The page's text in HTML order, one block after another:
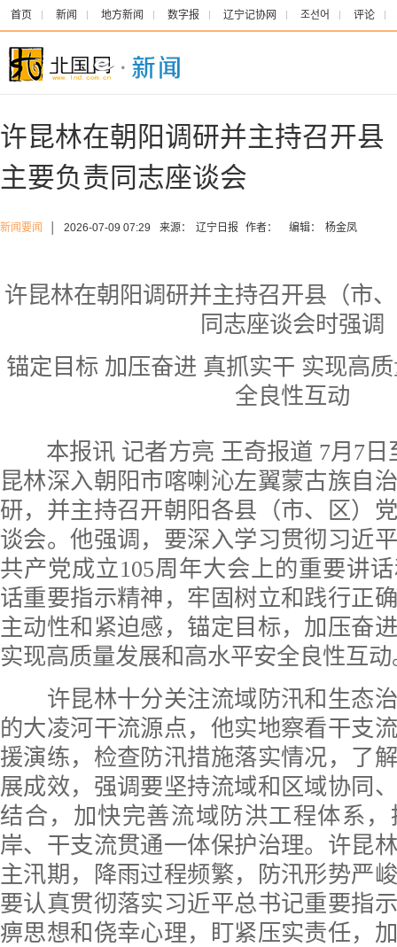
首页 新闻 地方新闻 数字报 辽宁记协网 조선어 评论
许昆林在朝阳调研并主持召开县
主要负责同志座谈会
新闻要闻 2026-07-09 07:29 来源： 辽宁日报 作者： 编辑： 杨金凤
许昆林在朝阳调研并主持召开县（市
同志座谈会时强调
锚定目标 加压奋进 真抓实干 实现高
全良性互动
本报讯 记者方亮 王奇报道 7月7日
昆林深入朝阳市喀喇沁左翼蒙古族自
研，并主持召开朝阳各县（市、区）
谈会。他强调，要深入学习贯彻习近
共产党成立105周年大会上的重要讲
话重要指示精神，牢固树立和践行正
主动性和紧迫感，锚定目标，加压奋
实现高质量发展和高水平安全良性互动
许昆林十分关注流域防汛和生态治
的大凌河干流源点，他实地察看干支
援演练，检查防汛措施落实情况，了
展成效，强调要坚持流域和区域协同
结合，加快完善流域防洪工程体系
岸、干支流贯通一体保护治理。许昆
主汛期，降雨过程频繁，防汛形势严
要认真贯彻落实习近平总书记重要指
痹思想和侥幸心理，盯紧压实责任，